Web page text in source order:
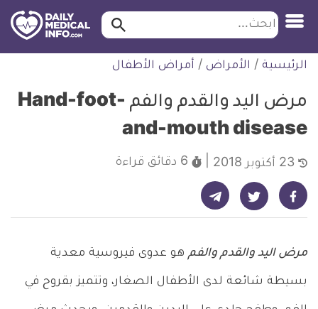
التخطي
للمحتوى
ابحث ابحث…
الرئيسية / الأمراض / أمراض الأطفال
مرض اليد والقدم والفم Hand-foot-
and-mouth disease
6 دقائق قراءة
شارك على فيسبوك - ديلي ميديكال انفو شارك على تويتر - ديلي ميديكال انفو شارك على تيليجرام - ديلي ميديكال انفو
مرض اليد والقدم والفم هو عدوى فيروسية معدية
بسيطة شائعة لدى الأطفال الصغار، وتتميز بقروح في